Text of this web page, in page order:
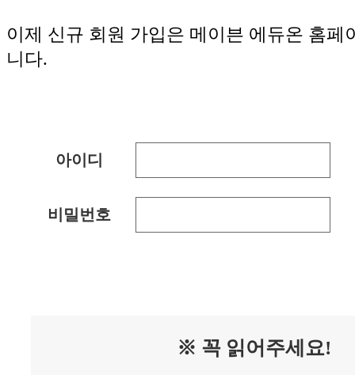
이제 신규 회원 가입은 메이븐 에듀온 홈페
니다.
아이디
비밀번호
※ 꼭 읽어주세요!